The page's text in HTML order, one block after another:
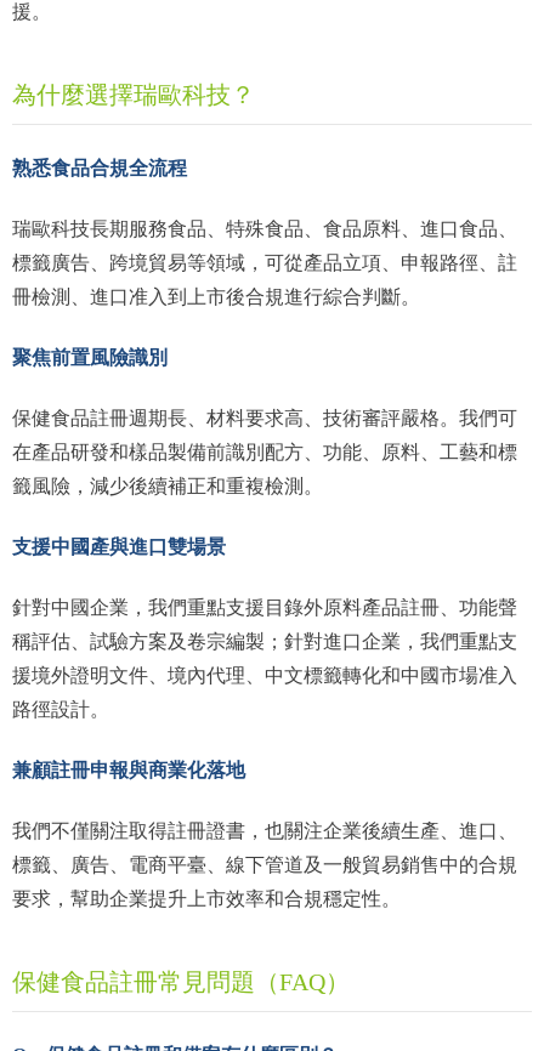
援。
為什麼選擇瑞歐科技？
熟悉食品合規全流程
瑞歐科技長期服務食品、特殊食品、食品原料、進口食品、
標籤廣告、跨境貿易等領域，可從產品立項、申報路徑、註
冊檢測、進口准入到上市後合規進行綜合判斷。
聚焦前置風險識別
保健食品註冊週期長、材料要求高、技術審評嚴格。我們可
在產品研發和樣品製備前識別配方、功能、原料、工藝和標
籤風險，減少後續補正和重複檢測。
支援中國產與進口雙場景
針對中國企業，我們重點支援目錄外原料產品註冊、功能聲
稱評估、試驗方案及卷宗編製；針對進口企業，我們重點支
援境外證明文件、境內代理、中文標籤轉化和中國市場准入
路徑設計。
兼顧註冊申報與商業化落地
我們不僅關注取得註冊證書，也關注企業後續生產、進口、
標籤、廣告、電商平臺、線下管道及一般貿易銷售中的合規
要求，幫助企業提升上市效率和合規穩定性。
保健食品註冊常見問題（FAQ）